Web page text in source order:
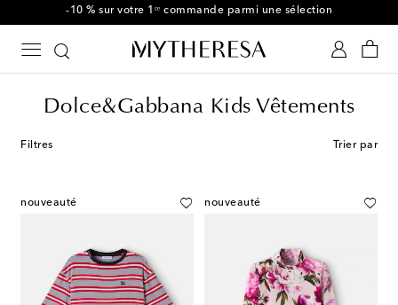
-10 % sur votre 1ʳᵉ commande parmi une sélection
Dolce&Gabbana Kids Vêtements
Filtres Trier par
nouveauté nouveauté